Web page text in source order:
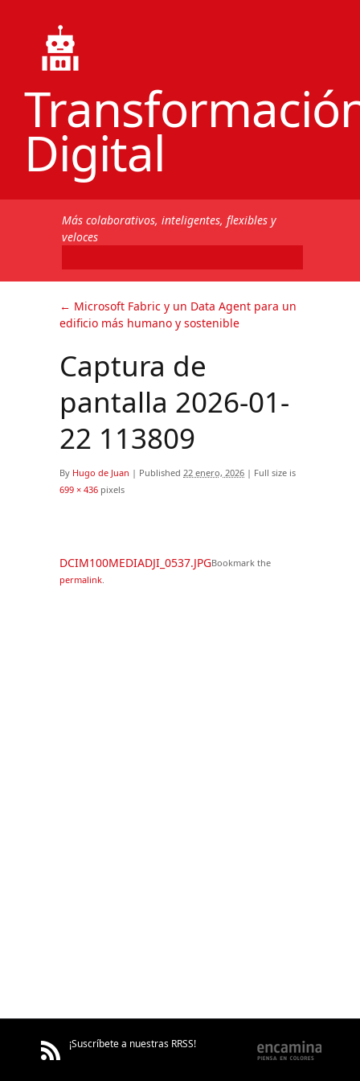
Digital
Más colaborativos, inteligentes, flexibles y
veloces
← Microsoft Fabric y un Data Agent para un
edificio más humano y sostenible
Captura de
pantalla 2026-01-
22 113809
By Hugo de Juan | Published 22 enero, 2026 | Full size is
699 × 436 pixels
DCIM100MEDIADJI_0537.JPGBookmark the
permalink
¡Suscríbete a nuestras RRSS!